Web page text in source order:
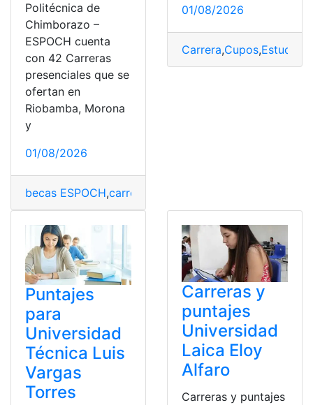
Politécnica de
Chimborazo –
ESPOCH cuenta
con 42 Carreras
presenciales que se
ofertan en
Riobamba, Morona
y
01/08/2026
becas ESPOCH,carreras
01/08/2026
Carrera,Cupos,Estudiar
Puntajes
para
Universidad
Técnica Luis
Vargas
Torres
Carreras y
puntajes
Universidad
Laica Eloy
Alfaro
Carreras y puntajes